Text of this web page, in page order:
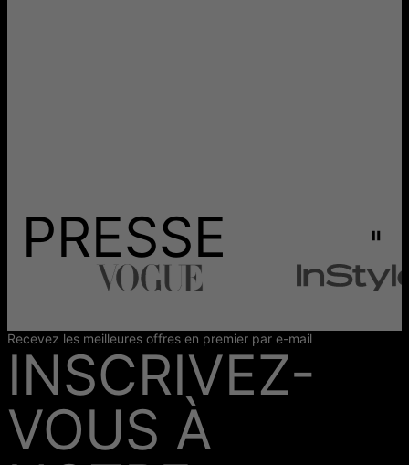
PRESSE
Recevez les meilleures offres en premier par e-mail
INSCRIVEZ-
VOUS À